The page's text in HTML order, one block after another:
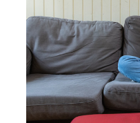
steun
bij
tijdelijke